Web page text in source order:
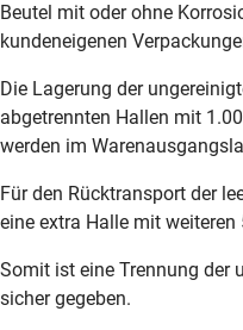
Beutel mit oder ohne
kundeneigenen
Die Lagerung der
abgetrennten Hallen mit
werden im
Für den Rücktransport der
eine extra Halle mit
Somit ist eine Trennung der
sicher gegeben.